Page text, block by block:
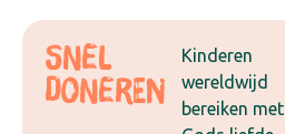
Snel
doneren
Kinderen
wereldwijd
bereiken met